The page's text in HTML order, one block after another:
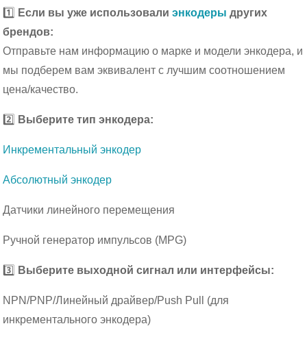
1️⃣ Если вы уже использовалиэнкодеры других
брендов:
Отправьте нам информацию о марке и модели энкодера, и
мы подберем вам эквивалент с лучшим соотношением
цена/качество.
2️⃣ Выберите тип энкодера:
Инкрементальный энкодер
Абсолютный энкодер
Датчики линейного перемещения
Ручной генератор импульсов (MPG)
3️⃣ Выберите выходной сигнал или интерфейсы:
NPN/PNP/Линейный драйвер/Push Pull (для
инкрементального энкодера)